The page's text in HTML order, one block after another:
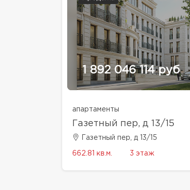
1 892 046 114 руб
апартаменты
Газетный пер, д 13/15
Газетный пер, д 13/15
662.81 кв.м. 3 этаж